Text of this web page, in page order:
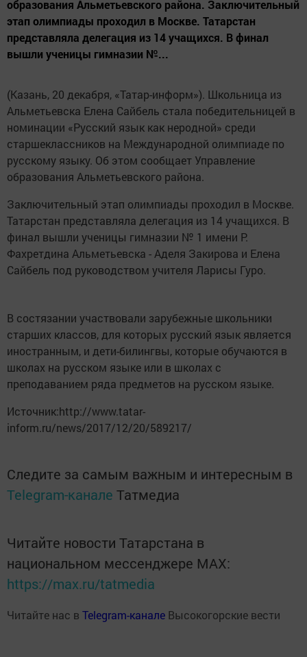
образования Альметьевского района. Заключительный
этап олимпиады проходил в Москве. Татарстан
представляла делегация из 14 учащихся. В финал
вышли ученицы гимназии №...
(Казань, 20 декабря, «Татар-информ»). Школьница из
Альметьевска Елена Сайбель стала победительницей в
номинации «Русский язык как неродной» среди
старшеклассников на Международной олимпиаде по
русскому языку. Об этом сообщает Управление
образования Альметьевского района.
Заключительный этап олимпиады проходил в Москве.
Татарстан представляла делегация из 14 учащихся. В
финал вышли ученицы гимназии № 1 имени Р.
Фахретдина Альметьевска - Аделя Закирова и Елена
Сайбель под руководством учителя Ларисы Гуро.
В состязании участвовали зарубежные школьники
старших классов, для которых русский язык является
иностранным, и дети-билингвы, которые обучаются в
школах на русском языке или в школах с
преподаванием ряда предметов на русском языке.
Источник:http://www.tatar-
inform.ru/news/2017/12/20/589217/
Следите за самым важным и интересным в
Telegram-канале Татмедиа
Читайте новости Татарстана в
национальном мессенджере MАХ:
https://max.ru/tatmedia
Читайте нас в Telegram-канале Высокогорские вести